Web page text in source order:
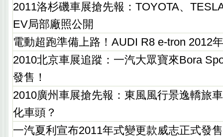
2011洛杉磯車展搶先報：TOYOTA、
EV局部廠照公開
電動超跑準備上路！AUDI R8 e-tron 2012
2010北京車展追蹤：一汽大眾寶來Bora
發售！
2010廣州車展搶先報：東風風行景逸轎旅
化車頭？
一汽夏利宣布2011年式變更款威志正式發